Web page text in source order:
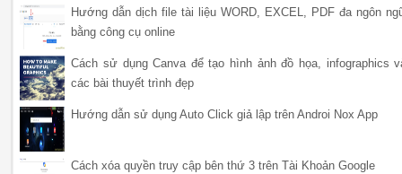
Hướng dẫn dịch file tài liệu WORD, EXCEL, PDF đa ngôn
bằng công cụ online
Cách sử dụng Canva để tạo hình ảnh đồ họa, infographics
các bài thuyết trình đẹp
Hướng dẫn sử dụng Auto Click giả lập trên Androi Nox App
Cách xóa quyền truy cập bên thứ 3 trên Tài Khoản Google